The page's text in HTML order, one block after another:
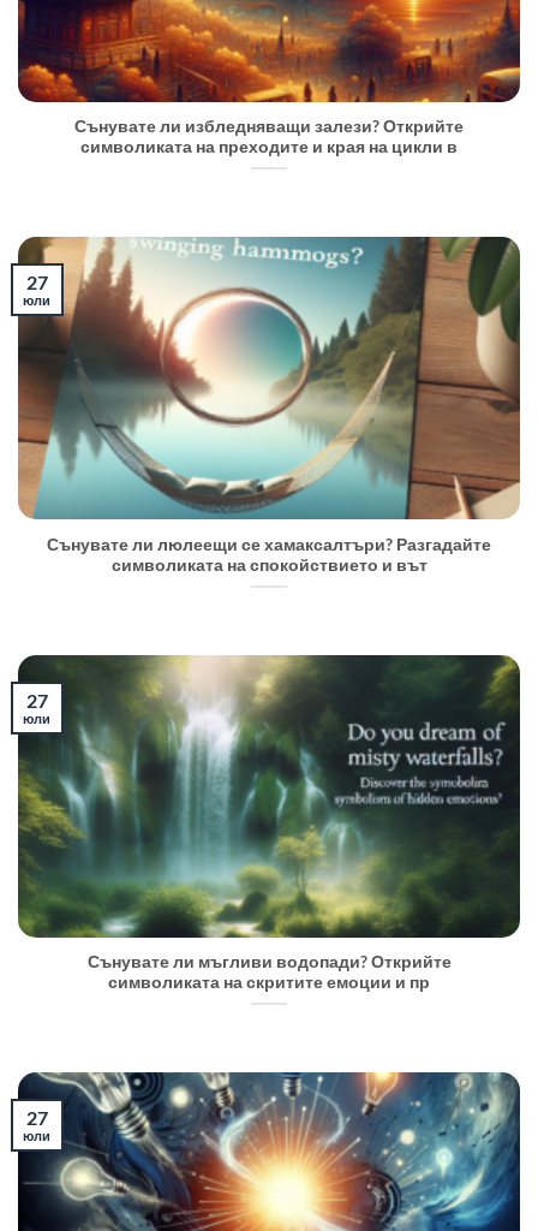
Сънувате ли избледняващи залези? Открийте
символиката на преходите и края на цикли в
Сънувате ли люлеещи се хамаксалтъри? Разгадайте
символиката на спокойствието и вът
27
юли
Сънувате ли мъгливи водопади? Открийте
символиката на скритите емоции и пр
27
юли
27
юли